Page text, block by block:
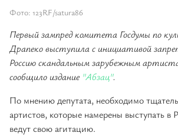
Фото: 123RF/satura86
Первый зампред комитета Госдумы по
Драпеко выступила с инициативой
Россию скандальным зарубежным
сообщило издание "Абзац".
По мнению депутата, необходимо
артистов, которые намерены выступать в
ведут свою агитацию.